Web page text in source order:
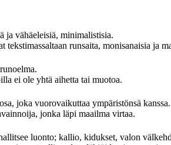
ja vähäeleisiä, minimalistisia.
runsaita, monisanaisia ja
ei ole yhtä aihetta tai muotoa.
joka vuorovaikuttaa ympäristönsä kanssa.
jonka läpi maailma virtaa.
luonto; kallio, kidukset, valon